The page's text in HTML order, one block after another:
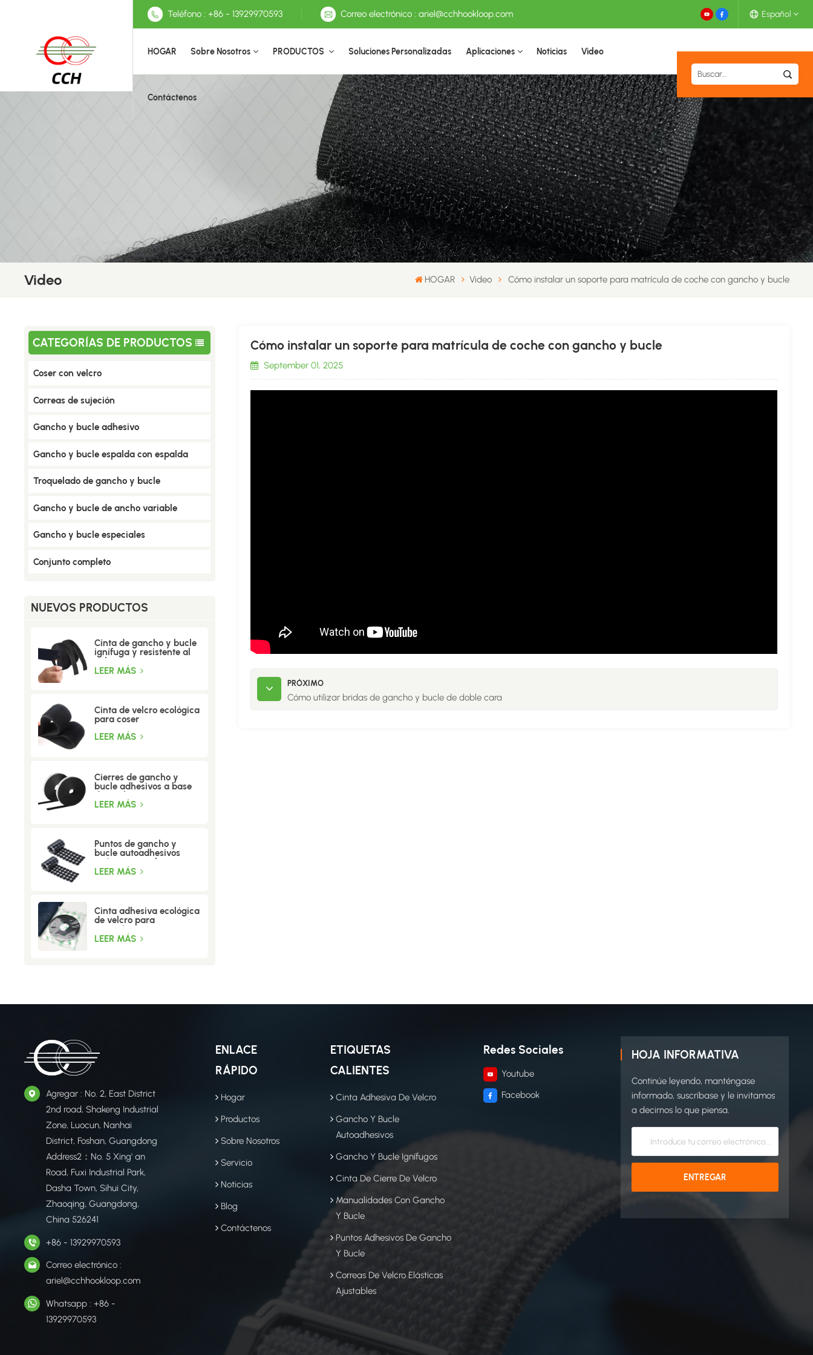
Teléfono : +86 - 13929970593 Correo electrónico : ariel@cchhookloop.com Español
Español
Deutsch
Français
日本語
中文
HOGAR Sobre Nosotros PRODUCTOS Soluciones Personalizadas Aplicaciones Noticias Video
Contáctenos
Video HOGAR Video Cómo instalar un soporte para matrícula de coche con gancho y bucle
CATEGORÍAS DE PRODUCTOS
Coser con velcro
Correas de sujeción
Gancho y bucle adhesivo
Gancho y bucle espalda con espalda
Troquelado de gancho y bucle
Gancho y bucle de ancho variable
Gancho y bucle especiales
Conjunto completo
NUEVOS PRODUCTOS
Cinta de gancho y bucle
ignífuga y resistente al
calor
LEER MÁS
Cinta de velcro ecológica
para coser
LEER MÁS
Cierres de gancho y
bucle adhesivos a base
de acrílico
LEER MÁS
Puntos de gancho y
bucle autoadhesivos
resistentes a altas
temperaturas
LEER MÁS
Cinta adhesiva ecológica
de velcro para
mosquiteras
LEER MÁS
Cómo instalar un soporte para matrícula de coche con gancho y bucle
September 01, 2025
PRÓXIMO
Cómo utilizar bridas de gancho y bucle de doble cara
Agregar : No. 2, East District
2nd road, Shakeng Industrial
Zone, Luocun, Nanhai
District, Foshan, Guangdong
Address2：No. 5 Xing' an
Road, Fuxi Industrial Park,
Dasha Town, Sihui City,
Zhaoqing, Guangdong,
China 526241
+86 - 13929970593
Correo electrónico :
ariel@cchhookloop.com
Whatsapp : +86 -
13929970593
ENLACE
RÁPIDO
Hogar
Productos
Sobre Nosotros
Servicio
Noticias
Blog
Contáctenos
ETIQUETAS
CALIENTES
Cinta Adhesiva De Velcro
Gancho Y Bucle
Autoadhesivos
Gancho Y Bucle Ignífugos
Cinta De Cierre De Velcro
Manualidades Con Gancho
Y Bucle
Puntos Adhesivos De Gancho
Y Bucle
Correas De Velcro Elásticas
Ajustables
Redes Sociales
Youtube
Facebook
HOJA INFORMATIVA
Continúe leyendo, manténgase
informado, suscríbase y le invitamos
a decirnos lo que piensa.